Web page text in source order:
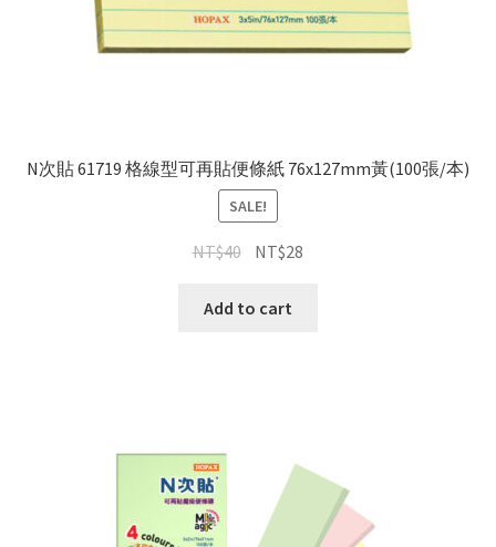
N次貼 61719 格線型可再貼便條紙 76x127mm黃(100張/本)
SALE!
NT$40 NT$28
Add to cart